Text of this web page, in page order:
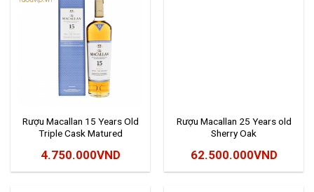
Rượu Macallan 15 Years Old
Triple Cask Matured
4.750.000VND
Rượu Macallan 25 Years old
Sherry Oak
62.500.000VND